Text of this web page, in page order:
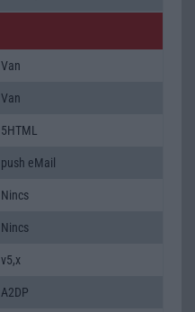
Van
Van
5HTML
push eMail
Nincs
Nincs
v5,x
A2DP